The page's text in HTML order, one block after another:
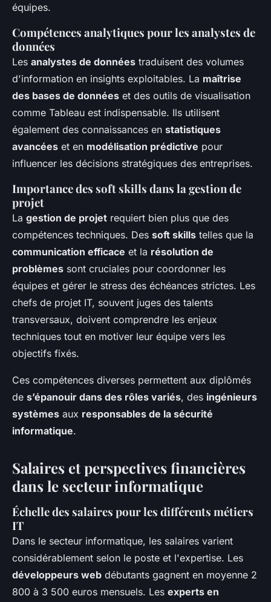
équipes.
Compétences analytiques pour les analystes de
données
Les analystes de données traduisent des volumes
d'information en insights exploitables. La maîtrise
des bases de données et des outils de visualisation
comme Tableau est indispensable. Ils utilisent
également des connaissances en statistiques
avancées et en modélisation prédictive pour
influencer les décisions stratégiques des entreprises.
Importance des soft skills dans la gestion de
projet
La gestion de projet requiert bien plus que des
compétences techniques. Des soft skills telles que la
communication efficace et la résolution de
problèmes sont cruciales pour coordonner les
équipes et gérer le stress des échéances strictes. Les
chefs de projet IT, souvent juges des talents
transversaux, doivent comprendre les enjeux
techniques tout en motiver leur équipe vers les
objectifs fixés.
Ces compétences diverses permettent aux diplômés
de s’épanouir dans des rôles variés, des ingénieurs
systèmes aux responsables de la sécurité
informatique.
Salaires et perspectives financières
dans le secteur informatique
Échelle des salaires pour les différents métiers
IT
Dans le secteur informatique, les salaires varient
considérablement selon le poste et l'expertise. Les
développeurs web débutants gagnent en moyenne 2
800 à 3 500 euros mensuels. Les experts en